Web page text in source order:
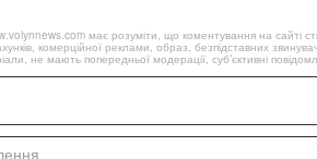
має розуміти, що коментування на сайті
комерційної реклами, образ, безпідставних
не мають попередньої модерації, суб’єктивні